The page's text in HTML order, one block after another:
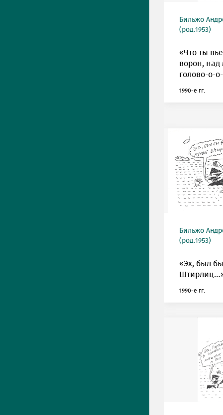
Бильжо
(род.1953)
«Что ты
ворон,
голово-о-
1990-е гг.
Бильжо
(род.1953)
«Эх, был
1990-е гг.